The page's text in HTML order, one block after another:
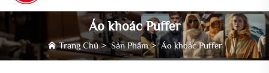
Áo khoác Puffer
Trang Chủ>Sản Phẩm>Áo khoác Puffer